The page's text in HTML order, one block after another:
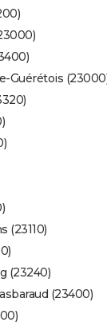
Guérétois
(23110)
(23240)
(23400)